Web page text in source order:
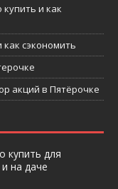
и как
сэкономить
акций в Пятёрочке
купить для
на даче